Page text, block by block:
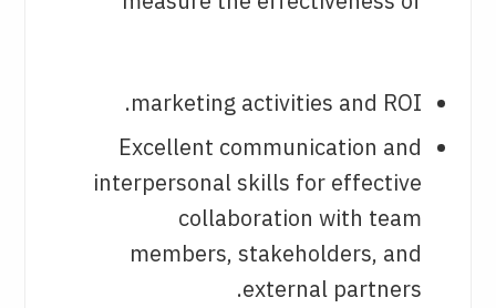
marketing activities and ROI.
Excellent communication and
interpersonal skills for effective
collaboration with team
members, stakeholders, and
external partners.